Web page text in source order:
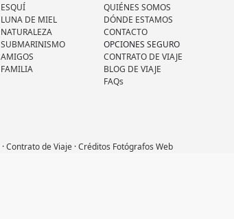
ESQUÍ
LUNA DE MIEL
NATURALEZA
SUBMARINISMO
AMIGOS
FAMILIA
QUIÉNES SOMOS
DÓNDE ESTAMOS
CONTACTO
OPCIONES SEGURO
CONTRATO DE VIAJE
BLOG DE VIAJE
FAQs
·Contrato de Viaje ·Créditos Fotógrafos Web